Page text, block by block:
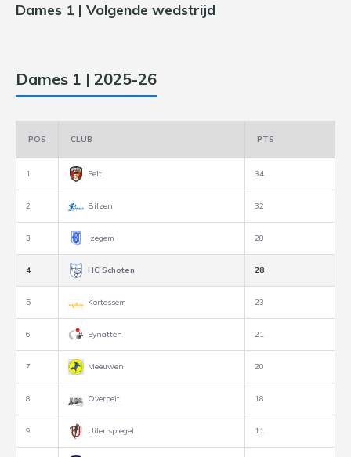
Dames 1 | Volgende wedstrijd
Dames 1 | 2025-26
POS CLUB PTS
1 Pelt 34
2 Bilzen 32
3 Izegem 28
4 HC Schoten 28
5 Kortessem 23
6 Eynatten 21
7 Meeuwen 20
8 Overpelt 18
9 Uilenspiegel 11